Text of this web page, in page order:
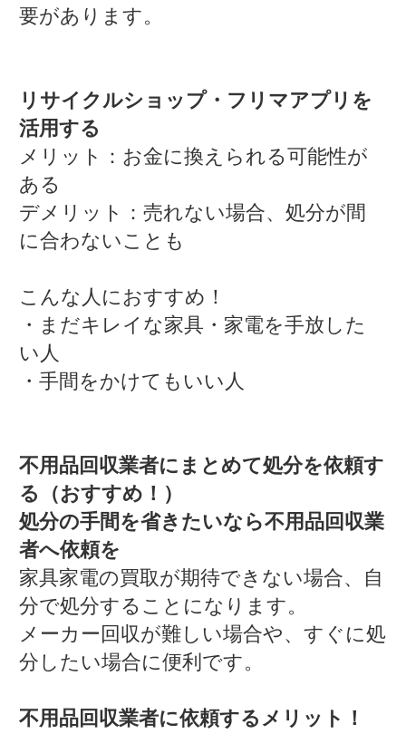
要があります。
リサイクルショップ・フリマアプリを
活用する
メリット：お金に換えられる可能性が
ある
デメリット：売れない場合、処分が間
に合わないことも
こんな人におすすめ！
・まだキレイな家具・家電を手放した
い人
・手間をかけてもいい人
不用品回収業者にまとめて処分を依頼す
る（おすすめ！）
処分の手間を省きたいなら不用品回収業
者へ依頼を
家具家電の買取が期待できない場合、自
分で処分することになります。
メーカー回収が難しい場合や、すぐに処
分したい場合に便利です。
不用品回収業者に依頼するメリット！